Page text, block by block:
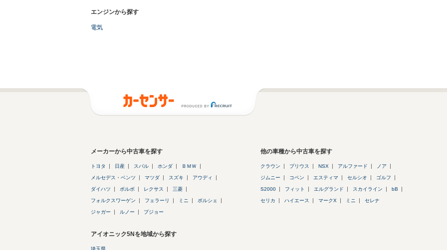
エンジンから探す
電気
メーカーから中古車を探す
トヨタ 日産 スバル ホンダ ＢＭＷ
メルセデス・ベンツ マツダ スズキ アウディ
ダイハツ ボルボ レクサス 三菱
フォルクスワーゲン フェラーリ ミニ ポルシェ
ジャガー ルノー プジョー
他の車種から中古車を探す
クラウン プリウス NSX アルファード ノア
ジムニー コペン エスティマ セルシオ ゴルフ
S2000 フィット エルグランド スカイライン bB
セリカ ハイエース マークX ミニ セレナ
アイオニック5Nを地域から探す
埼玉県